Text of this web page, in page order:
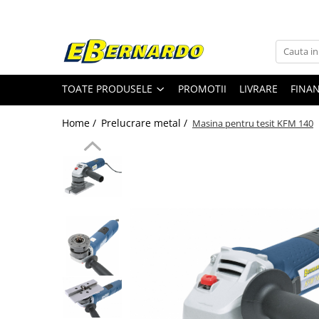
Toate Produsele
Prelucrare metal
Fierastraie pentru metal
Ferastraie mobile pentru metal
Ferastraie orizontale pentru metal
Ferastraie circulare pentru metal
Dispozitive de sudare pentru panze
Ferastraie automate cu banda si
doua coloane
Ferastraie metal cu banda si taiere
dubla semiautomate
Ferastraie prelucrare metal cu
banda si taiere dubla
TOATE PRODUSELE PROMOTII LIVRARE
Home / Prelucrare metal / Masina pentru tesit KFM 140